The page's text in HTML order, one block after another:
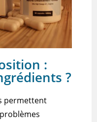
:
?
permettent